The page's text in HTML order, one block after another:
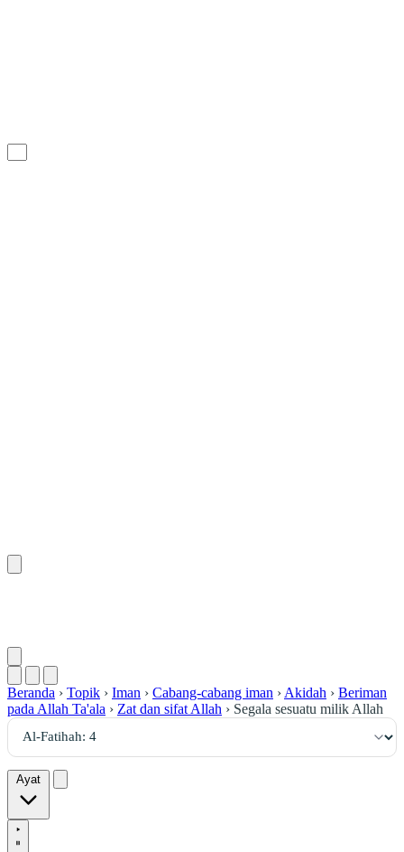
Beranda › Topik › Iman › Cabang-cabang iman › Akidah › Beriman
pada Allah Ta'ala › Zat dan sifat Allah › Segala sesuatu milik Allah
Ayat